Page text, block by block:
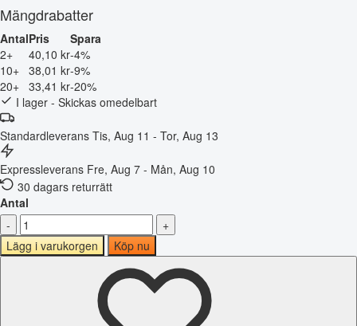
Mängdrabatter
AntalPris
Spara
2+
40,10 kr-4%
10+ 38,01 kr-9%
20+ 33,41 kr-20%
I lager - Skickas omedelbart
Standardleverans Tis, Aug 11 - Tor, Aug 13
Expressleverans Fre, Aug 7 - Mån, Aug 10
30 dagars returrätt
Antal
-
+
Lägg i varukorgen
Köp nu